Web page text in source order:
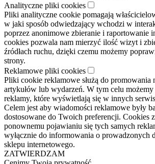
Analityczne pliki cookies
Pliki analityczne cookie pomagają
w jaki sposób odwiedzający wchodzi w
poprzez anonimowe zbieranie i raportowanie
cookies pozwala nam mierzyć ilość wizyt i
źródłach ruchu, dzięki czemu możemy
strony.
Reklamowe pliki cookies
Pliki cookie reklamowe służą do promowania
artykułów lub wydarzeń. W tym celu
reklamy, które wyświetlają się w innych
Celem jest aby wiadomości reklamowe były
dostosowane do Twoich preferencji. Cookies
ponownemu pojawianiu się tych samych
wyłącznie do informowania o prowadzonych
sklepu internetowego.
ZATWIERDZAM